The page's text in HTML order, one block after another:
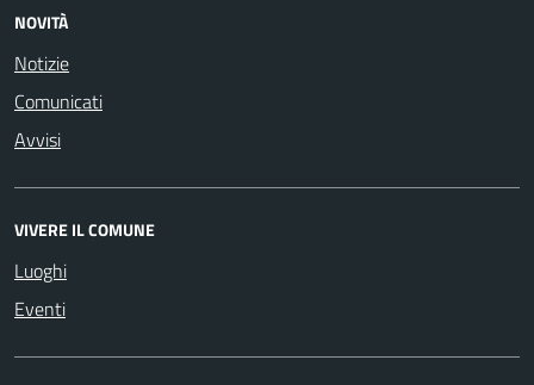
NOVITÀ
Notizie
Comunicati
Avvisi
VIVERE IL COMUNE
Luoghi
Eventi